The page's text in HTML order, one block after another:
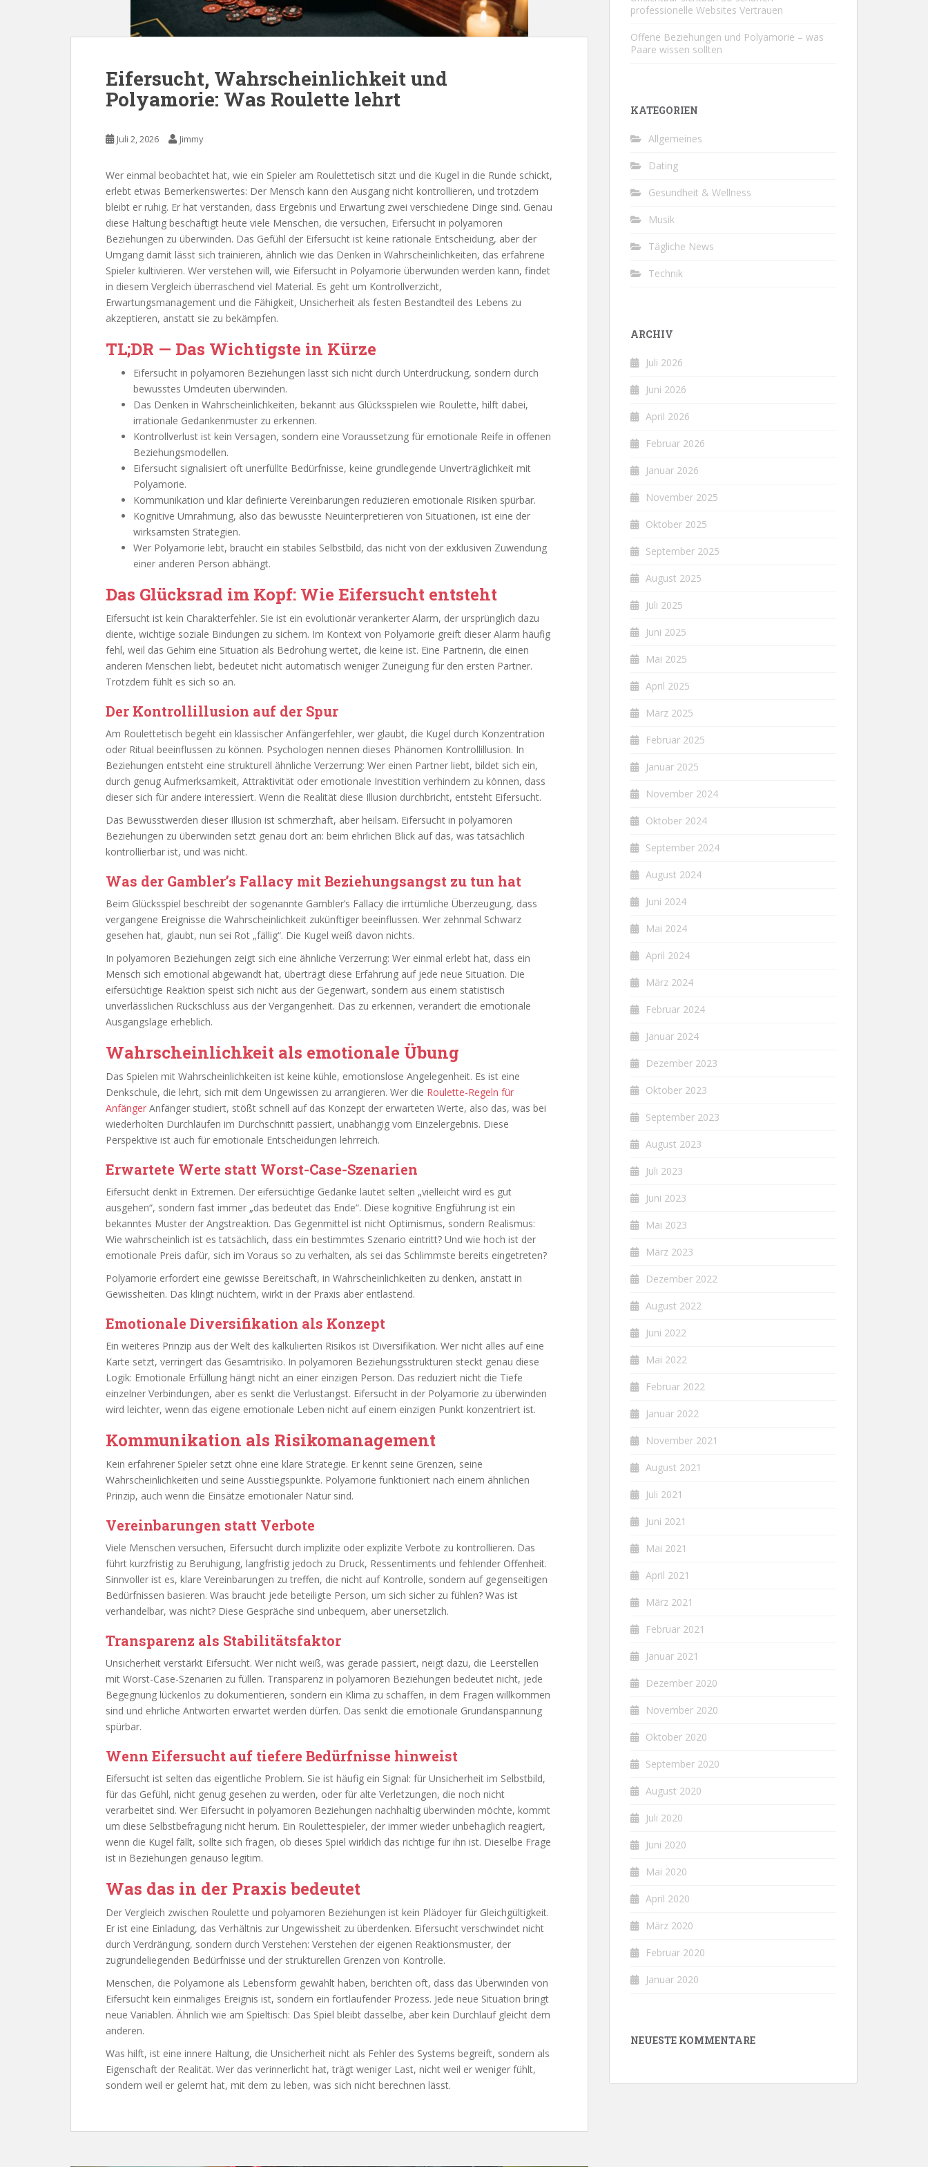
Eifersucht, Wahrscheinlichkeit und
Polyamorie: Was Roulette lehrt
Juli 2, 2026 Jimmy
Wer einmal beobachtet hat, wie ein Spieler am Roulettetisch sitzt und die Kugel in die Runde schickt,
erlebt etwas Bemerkenswertes: Der Mensch kann den Ausgang nicht kontrollieren, und trotzdem
bleibt er ruhig. Er hat verstanden, dass Ergebnis und Erwartung zwei verschiedene Dinge sind. Genau
diese Haltung beschäftigt heute viele Menschen, die versuchen, Eifersucht in polyamoren
Beziehungen zu überwinden. Das Gefühl der Eifersucht ist keine rationale Entscheidung, aber der
Umgang damit lässt sich trainieren, ähnlich wie das Denken in Wahrscheinlichkeiten, das erfahrene
Spieler kultivieren. Wer verstehen will, wie Eifersucht in Polyamorie überwunden werden kann, findet
in diesem Vergleich überraschend viel Material. Es geht um Kontrollverzicht,
Erwartungsmanagement und die Fähigkeit, Unsicherheit als festen Bestandteil des Lebens zu
akzeptieren, anstatt sie zu bekämpfen.
TL;DR — Das Wichtigste in Kürze
Eifersucht in polyamoren Beziehungen lässt sich nicht durch Unterdrückung, sondern durch
bewusstes Umdeuten überwinden.
Das Denken in Wahrscheinlichkeiten, bekannt aus Glücksspielen wie Roulette, hilft dabei,
irrationale Gedankenmuster zu erkennen.
Kontrollverlust ist kein Versagen, sondern eine Voraussetzung für emotionale Reife in offenen
Beziehungsmodellen.
Eifersucht signalisiert oft unerfüllte Bedürfnisse, keine grundlegende Unverträglichkeit mit
Polyamorie.
Kommunikation und klar definierte Vereinbarungen reduzieren emotionale Risiken spürbar.
Kognitive Umrahmung, also das bewusste Neuinterpretieren von Situationen, ist eine der
wirksamsten Strategien.
Wer Polyamorie lebt, braucht ein stabiles Selbstbild, das nicht von der exklusiven Zuwendung
einer anderen Person abhängt.
Das Glücksrad im Kopf: Wie Eifersucht entsteht
Eifersucht ist kein Charakterfehler. Sie ist ein evolutionär verankerter Alarm, der ursprünglich dazu
diente, wichtige soziale Bindungen zu sichern. Im Kontext von Polyamorie greift dieser Alarm häufig
fehl, weil das Gehirn eine Situation als Bedrohung wertet, die keine ist. Eine Partnerin, die einen
anderen Menschen liebt, bedeutet nicht automatisch weniger Zuneigung für den ersten Partner.
Trotzdem fühlt es sich so an.
Der Kontrollillusion auf der Spur
Am Roulettetisch begeht ein klassischer Anfängerfehler, wer glaubt, die Kugel durch Konzentration
oder Ritual beeinflussen zu können. Psychologen nennen dieses Phänomen Kontrollillusion. In
Beziehungen entsteht eine strukturell ähnliche Verzerrung: Wer einen Partner liebt, bildet sich ein,
durch genug Aufmerksamkeit, Attraktivität oder emotionale Investition verhindern zu können, dass
dieser sich für andere interessiert. Wenn die Realität diese Illusion durchbricht, entsteht Eifersucht.
Das Bewusstwerden dieser Illusion ist schmerzhaft, aber heilsam. Eifersucht in polyamoren
Beziehungen zu überwinden setzt genau dort an: beim ehrlichen Blick auf das, was tatsächlich
kontrollierbar ist, und was nicht.
Was der Gambler’s Fallacy mit Beziehungsangst zu tun hat
Beim Glücksspiel beschreibt der sogenannte Gambler’s Fallacy die irrtümliche Überzeugung, dass
vergangene Ereignisse die Wahrscheinlichkeit zukünftiger beeinflussen. Wer zehnmal Schwarz
gesehen hat, glaubt, nun sei Rot „fällig“. Die Kugel weiß davon nichts.
In polyamoren Beziehungen zeigt sich eine ähnliche Verzerrung: Wer einmal erlebt hat, dass ein
Mensch sich emotional abgewandt hat, überträgt diese Erfahrung auf jede neue Situation. Die
eifersüchtige Reaktion speist sich nicht aus der Gegenwart, sondern aus einem statistisch
unverlässlichen Rückschluss aus der Vergangenheit. Das zu erkennen, verändert die emotionale
Ausgangslage erheblich.
Wahrscheinlichkeit als emotionale Übung
Das Spielen mit Wahrscheinlichkeiten ist keine kühle, emotionslose Angelegenheit. Es ist eine
Denkschule, die lehrt, sich mit dem Ungewissen zu arrangieren. Wer die Roulette-Regeln für
Anfänger Anfänger studiert, stößt schnell auf das Konzept der erwarteten Werte, also das, was bei
wiederholten Durchläufen im Durchschnitt passiert, unabhängig vom Einzelergebnis. Diese
Perspektive ist auch für emotionale Entscheidungen lehrreich.
Erwartete Werte statt Worst-Case-Szenarien
Eifersucht denkt in Extremen. Der eifersüchtige Gedanke lautet selten „vielleicht wird es gut
ausgehen“, sondern fast immer „das bedeutet das Ende“. Diese kognitive Engführung ist ein
bekanntes Muster der Angstreaktion. Das Gegenmittel ist nicht Optimismus, sondern Realismus:
Wie wahrscheinlich ist es tatsächlich, dass ein bestimmtes Szenario eintritt? Und wie hoch ist der
emotionale Preis dafür, sich im Voraus so zu verhalten, als sei das Schlimmste bereits eingetreten?
Polyamorie erfordert eine gewisse Bereitschaft, in Wahrscheinlichkeiten zu denken, anstatt in
Gewissheiten. Das klingt nüchtern, wirkt in der Praxis aber entlastend.
Emotionale Diversifikation als Konzept
Ein weiteres Prinzip aus der Welt des kalkulierten Risikos ist Diversifikation. Wer nicht alles auf eine
Karte setzt, verringert das Gesamtrisiko. In polyamoren Beziehungsstrukturen steckt genau diese
Logik: Emotionale Erfüllung hängt nicht an einer einzigen Person. Das reduziert nicht die Tiefe
einzelner Verbindungen, aber es senkt die Verlustangst. Eifersucht in der Polyamorie zu überwinden
wird leichter, wenn das eigene emotionale Leben nicht auf einem einzigen Punkt konzentriert ist.
Kommunikation als Risikomanagement
Kein erfahrener Spieler setzt ohne eine klare Strategie. Er kennt seine Grenzen, seine
Wahrscheinlichkeiten und seine Ausstiegspunkte. Polyamorie funktioniert nach einem ähnlichen
Prinzip, auch wenn die Einsätze emotionaler Natur sind.
Vereinbarungen statt Verbote
Viele Menschen versuchen, Eifersucht durch implizite oder explizite Verbote zu kontrollieren. Das
führt kurzfristig zu Beruhigung, langfristig jedoch zu Druck, Ressentiments und fehlender Offenheit.
Sinnvoller ist es, klare Vereinbarungen zu treffen, die nicht auf Kontrolle, sondern auf gegenseitigen
Bedürfnissen basieren. Was braucht jede beteiligte Person, um sich sicher zu fühlen? Was ist
verhandelbar, was nicht? Diese Gespräche sind unbequem, aber unersetzlich.
Transparenz als Stabilitätsfaktor
Unsicherheit verstärkt Eifersucht. Wer nicht weiß, was gerade passiert, neigt dazu, die Leerstellen
mit Worst-Case-Szenarien zu füllen. Transparenz in polyamoren Beziehungen bedeutet nicht, jede
Begegnung lückenlos zu dokumentieren, sondern ein Klima zu schaffen, in dem Fragen willkommen
sind und ehrliche Antworten erwartet werden dürfen. Das senkt die emotionale Grundanspannung
spürbar.
Wenn Eifersucht auf tiefere Bedürfnisse hinweist
Eifersucht ist selten das eigentliche Problem. Sie ist häufig ein Signal: für Unsicherheit im Selbstbild,
für das Gefühl, nicht genug gesehen zu werden, oder für alte Verletzungen, die noch nicht
verarbeitet sind. Wer Eifersucht in polyamoren Beziehungen nachhaltig überwinden möchte, kommt
um diese Selbstbefragung nicht herum. Ein Roulettespieler, der immer wieder unbehaglich reagiert,
wenn die Kugel fällt, sollte sich fragen, ob dieses Spiel wirklich das richtige für ihn ist. Dieselbe Frage
ist in Beziehungen genauso legitim.
Was das in der Praxis bedeutet
Der Vergleich zwischen Roulette und polyamoren Beziehungen ist kein Plädoyer für Gleichgültigkeit.
Er ist eine Einladung, das Verhältnis zur Ungewissheit zu überdenken. Eifersucht verschwindet nicht
durch Verdrängung, sondern durch Verstehen: Verstehen der eigenen Reaktionsmuster, der
zugrundeliegenden Bedürfnisse und der strukturellen Grenzen von Kontrolle.
Menschen, die Polyamorie als Lebensform gewählt haben, berichten oft, dass das Überwinden von
Eifersucht kein einmaliges Ereignis ist, sondern ein fortlaufender Prozess. Jede neue Situation bringt
neue Variablen. Ähnlich wie am Spieltisch: Das Spiel bleibt dasselbe, aber kein Durchlauf gleicht dem
anderen.
Was hilft, ist eine innere Haltung, die Unsicherheit nicht als Fehler des Systems begreift, sondern als
Eigenschaft der Realität. Wer das verinnerlicht hat, trägt weniger Last, nicht weil er weniger fühlt,
sondern weil er gelernt hat, mit dem zu leben, was sich nicht berechnen lässt.
professionelle Websites Vertrauen
Offene Beziehungen und Polyamorie – was
Paare wissen sollten
KATEGORIEN
Allgemeines
Dating
Gesundheit & Wellness
Musik
Tägliche News
Technik
ARCHIV
Juli 2026
Juni 2026
April 2026
Februar 2026
Januar 2026
November 2025
Oktober 2025
September 2025
August 2025
Juli 2025
Juni 2025
Mai 2025
April 2025
März 2025
Februar 2025
Januar 2025
November 2024
Oktober 2024
September 2024
August 2024
Juni 2024
Mai 2024
April 2024
März 2024
Februar 2024
Januar 2024
Dezember 2023
Oktober 2023
September 2023
August 2023
Juli 2023
Juni 2023
Mai 2023
März 2023
Dezember 2022
August 2022
Juni 2022
Mai 2022
Februar 2022
Januar 2022
November 2021
August 2021
Juli 2021
Juni 2021
Mai 2021
April 2021
März 2021
Februar 2021
Januar 2021
Dezember 2020
November 2020
Oktober 2020
September 2020
August 2020
Juli 2020
Juni 2020
Mai 2020
April 2020
März 2020
Februar 2020
Januar 2020
NEUESTE KOMMENTARE